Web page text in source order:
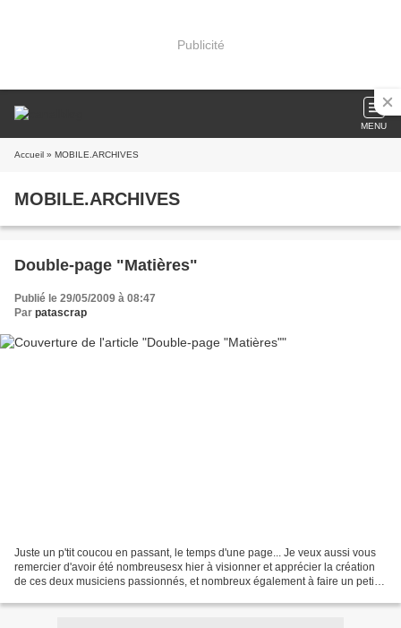
Publicité
MENU
Accueil » MOBILE.ARCHIVES
MOBILE.ARCHIVES
Double-page "Matières"
Publié le 29/05/2009 à 08:47
Par patascrap
Juste un p'tit coucou en passant, le temps d'une page... Je veux aussi vous
remercier d'avoir été nombreusesx hier à visionner et apprécier la création
de ces deux musiciens passionnés, et nombreux également à faire un petit